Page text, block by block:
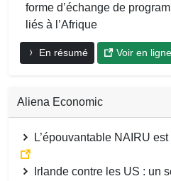
forme d’échange de
liés à l’Afrique
En résumé Voir en ligne
Aliena Economic
L’épouvantable NAIRU
Irlande contre les US : un